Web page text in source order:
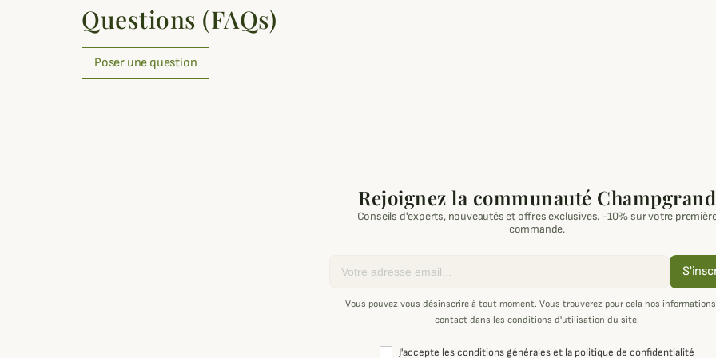
Questions (FAQs)
Poser une question
Rejoignez la communauté Champgrand
Conseils d'experts, nouveautés et offres exclusives. -10% sur votre
commande.
Vous pouvez vous désinscrire à tout moment. Vous trouverez pour cela nos
contact dans les conditions d'utilisation du site.
J'accepte les conditions générales et la politique de confidentialité